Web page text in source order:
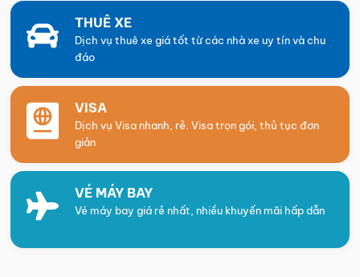
THUÊ XE
Dịch vụ thuê xe giá tốt từ các nhà xe uy tín và chu
đáo
VISA
Dịch vụ Visa nhanh, rẻ. Visa trọn gói, thủ tục đơn
giản
VÉ MÁY BAY
Vé máy bay giá rẻ nhất, nhiều khuyến mãi hấp dẫn